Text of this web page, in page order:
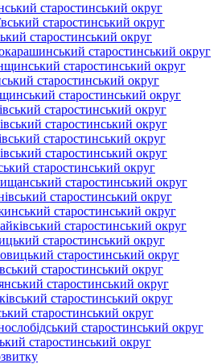
старостинський округ
старостинський округ
старостинський округ
старостинський округ
старостинський округ
старостинський округ
старостинський округ
старостинський округ
старостинський округ
старостинський округ
старостинський округ
старостинський округ
старостинський округ
старостинський округ
старостинський округ
старостинський округ
старостинський округ
старостинський округ
старостинський округ
старостинський округ
старостинський округ
старостинський округ
старостинський округ
старостинський округ